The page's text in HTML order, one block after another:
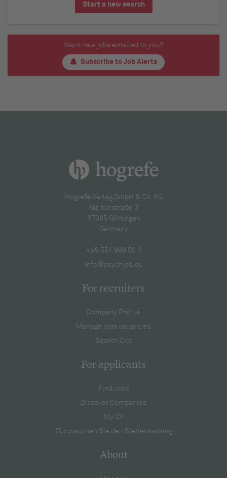
Start a new search
Want new jobs emailed to you?
Subscribe to Job Alerts
Hogrefe Verlag GmbH & Co. KG
Merkelstraße 3
37085 Göttingen
Germany
+49 551 999 50 0
info@psychjob.eu
For recruiters
Company Profile
Manage jobs vacancies
Search CVs
For applicants
Find Jobs
Discover Companies
My CV
Durchsuchen Sie den Stellenkatalog
About